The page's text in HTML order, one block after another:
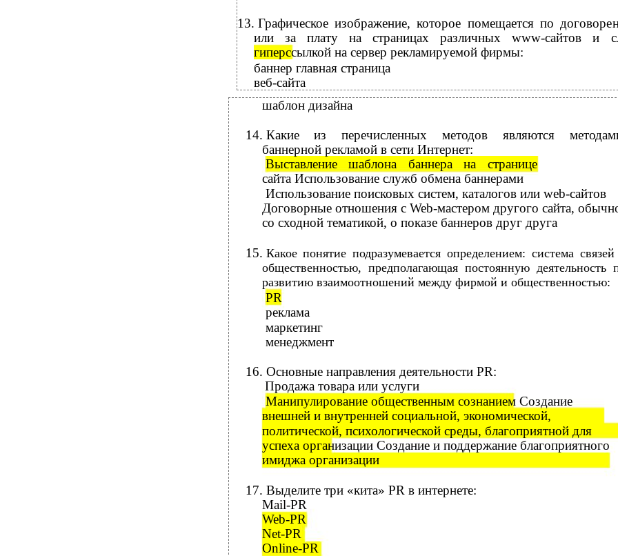
13. Графическое изображение, которое помещается по
или за плату на страницах различныхwww-сайтов и
гиперссылкой на сервер рекламируемой фирмы:
баннер главная страница
веб-сайта
шаблон дизайна
14. Какие из перечисленных методов являются
баннерной рекламой в сети Интернет:
Выставление шаблона баннера на странице
сайта Использование служб обмена баннерами
Использование поисковых систем, каталогов или web-сайтов
Договорные отношения с Web-мастером другого сайта,
со сходной тематикой, о показе баннеров друг друга
15. Какое понятие подразумевается определением: система
общественностью, предполагающая постоянную деятельность
развитию взаимоотношений между фирмой и общественностью:
PR
реклама
маркетинг
менеджмент
16. Основные направления деятельности PR:
Продажа товара или услуги
Манипулирование общественным сознанием Создание
внешней и внутренней социальной, экономической,
политической, психологической среды, благоприятной для
успеха организации Создание и поддержание благоприятного
имиджа организации
17. Выделите три «кита» PR в интернете:
Mail-PR
Web-PR
Net-PR
Online-PR